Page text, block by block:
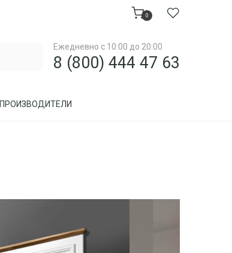
0
Ежедневно с 10:00 до 20:00
8 (800) 444 47 63
ПРОИЗВОДИТЕЛИ